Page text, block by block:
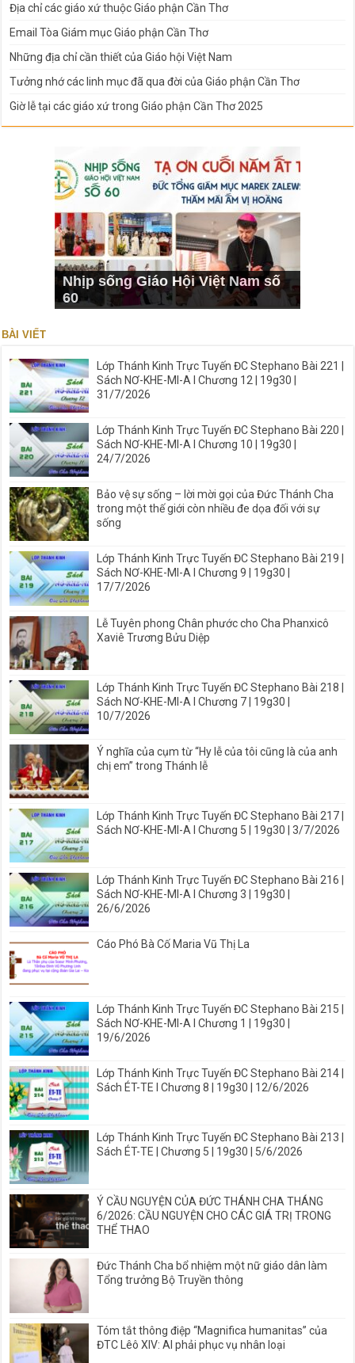
Địa chỉ các giáo xứ thuộc Giáo phận Cần Thơ
Email Tòa Giám mục Giáo phận Cần Thơ
Những địa chỉ cần thiết của Giáo hội Việt Nam
Tưởng nhớ các linh mục đã qua đời của Giáo phận Cần Thơ
Giờ lễ tại các giáo xứ trong Giáo phận Cần Thơ 2025
Nhịp sống Giáo Hội Việt Nam số
60
BÀI VIẾT
Lớp Thánh Kinh Trực Tuyến ĐC Stephano Bài 221 |
Sách NƠ-KHE-MI-A I Chương 12 | 19g30 |
31/7/2026
Lớp Thánh Kinh Trực Tuyến ĐC Stephano Bài 220 |
Sách NƠ-KHE-MI-A I Chương 10 | 19g30 |
24/7/2026
Bảo vệ sự sống – lời mời gọi của Đức Thánh Cha
trong một thế giới còn nhiều đe dọa đối với sự
sống
Lớp Thánh Kinh Trực Tuyến ĐC Stephano Bài 219 |
Sách NƠ-KHE-MI-A I Chương 9 | 19g30 |
17/7/2026
Lễ Tuyên phong Chân phước cho Cha Phanxicô
Xaviê Trương Bửu Diệp
Lớp Thánh Kinh Trực Tuyến ĐC Stephano Bài 218 |
Sách NƠ-KHE-MI-A I Chương 7 | 19g30 |
10/7/2026
Ý nghĩa của cụm từ “Hy lễ của tôi cũng là của anh
chị em” trong Thánh lễ
Lớp Thánh Kinh Trực Tuyến ĐC Stephano Bài 217 |
Sách NƠ-KHE-MI-A I Chương 5 | 19g30 | 3/7/2026
Lớp Thánh Kinh Trực Tuyến ĐC Stephano Bài 216 |
Sách NƠ-KHE-MI-A I Chương 3 | 19g30 |
26/6/2026
Cáo Phó Bà Cố Maria Vũ Thị La
Lớp Thánh Kinh Trực Tuyến ĐC Stephano Bài 215 |
Sách NƠ-KHE-MI-A I Chương 1 | 19g30 |
19/6/2026
Lớp Thánh Kinh Trực Tuyến ĐC Stephano Bài 214 |
Sách ÉT-TE I Chương 8 | 19g30 | 12/6/2026
Lớp Thánh Kinh Trực Tuyến ĐC Stephano Bài 213 |
Sách ÉT-TE | Chương 5 | 19g30 | 5/6/2026
Ý CẦU NGUYỆN CỦA ĐỨC THÁNH CHA THÁNG
6/2026: CẦU NGUYỆN CHO CÁC GIÁ TRỊ TRONG
THỂ THAO
Đức Thánh Cha bổ nhiệm một nữ giáo dân làm
Tổng trưởng Bộ Truyền thông
Tóm tắt thông điệp “Magnifica humanitas” của
ĐTC Lêô XIV: AI phải phục vụ nhân loại